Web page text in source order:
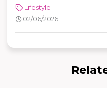
AEON MALL Bình Tân là
đình, nhóm bạn lẫn các buổi
Lifestyle
02/06/2026